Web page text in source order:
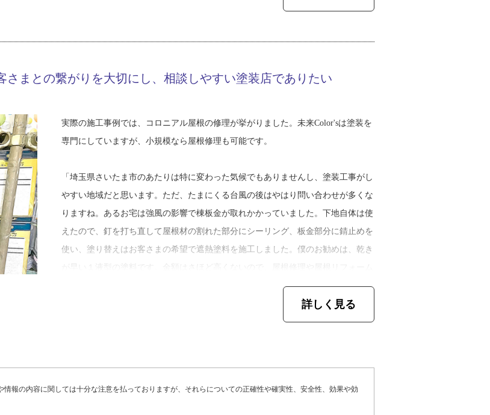
Y11-AZM
佐々木さんは、塗装の仕事に対して初めは「誰でもできる仕事」と高を括っていま
「例えば吹き付け塗装。これは機械を使って均等に塗らなければいけないのです
たのは、４年くらい経ってからでした」
立した先輩職人たちから個人的に仕事を受注するようになり、自分の裁量で仕事を
する面白さを実感したそうです。
「以前から、時間ができると先輩のところへ手伝いに行って顔を繋いでいたんで
す。独立に際しては、そんな付き合いに助けられました。今も僕の仕事に人手が足
りなくなると快く応援に来てくれるし、職人同士の横の繋がりは本当に大事です
さまとの繋がりを大切にし、相談しやすい塗装店でありたい
実際の施工事例では、コロニアル屋根の修理が挙がりました。未来Color'sは塗装を
専門にしていますが、小規模なら屋根修理も可能です。
「埼玉県さいたま市のあたりは特に変わった気候でもありませんし、塗装工事がし
やすい地域だと思います。ただ、たまにくる台風の後はやはり問い合わせが多くな
りますね。あるお宅は強風の影響で棟板金が取れかかっていました。下地自体は使
えたので、釘を打ち直して屋根材の割れた部分にシーリング、板金部分に錆止めを
使い、塗り替えはお客さまの希望で遮熱塗料を施工しました。僕のお勧めは、乾き
未来Color'sのアフターサービスは、それぞれの施工に合わせた独自の保証書発行と
最後に「やねいろは」をご覧になっている、屋根や屋上防水の劣化でお困りのお客
詳しく見る
情報の内容に関しては十分な注意を払っておりますが、それらについての正確性や確実性、安全性、効果や効